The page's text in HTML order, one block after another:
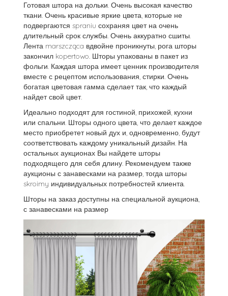
Готовая штора на дольки. Очень высокая качество
ткани. Очень красивые яркие цвета, которые не
подвергаются spraniu сохраняя цвет на очень
длительный срок службы. Очень аккуратно сшиты.
Лента marszcząca вдвойне проникнуты, рога шторы
закончил kopertowo. Шторы упакованы в пакет из
фольги. Каждая штора имеет ценник производителя
вместе с рецептом использования, стирки. Очень
богатая цветовая гамма сделает так, что каждый
найдет свой цвет.
Идеально подходят для гостиной, прихожей, кухни
или спальни. Шторы одного цвета, что делает каждое
место приобретет новый дух и, одновременно, будут
соответствовать каждому уникальный дизайн. На
остальных аукционах Вы найдете шторы
подходящего для себя длину. Рекомендуем также
аукционы с занавесками на размер, тогда шторы
skroimy индивидуальных потребностей клиента.
Шторы на заказ доступны на специальной аукциона,
с занавесками на размер